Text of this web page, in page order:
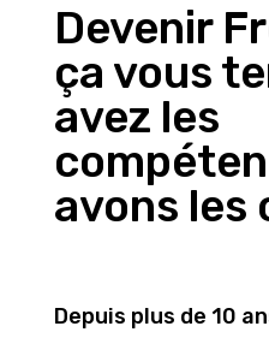
Devenir
ça vous
avez les
avons les
Depuis plus de 10